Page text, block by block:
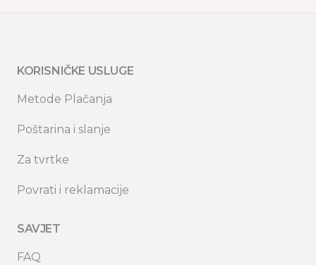
KORISNIČKE USLUGE
Metode Plačanja
Poštarina i slanje
Za tvrtke
Povrati i reklamacije
SAVJET
FAQ